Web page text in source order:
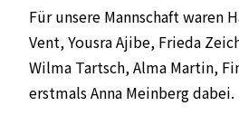
Für unsere Mannschaft waren
Vent, Yousra Ajibe, Frieda
Wilma Tartsch, Alma Martin,
erstmals Anna Meinberg dabei.